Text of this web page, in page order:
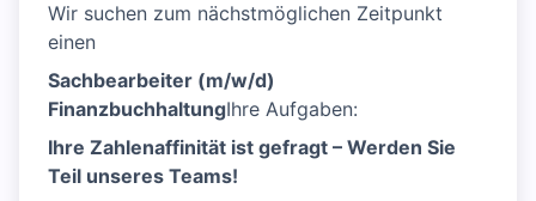
Wir suchen zum nächstmöglichen Zeitpunkt
einen
Sachbearbeiter (m/w/d)
FinanzbuchhaltungIhre Aufgaben:
Ihre Zahlenaffinität ist gefragt – Werden Sie
Teil unseres Teams!